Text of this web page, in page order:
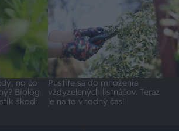
no čo
Biológ
škodí
Pustite sa do množenia
vždyzelených listnáčov. Teraz
je na to vhodný čas!